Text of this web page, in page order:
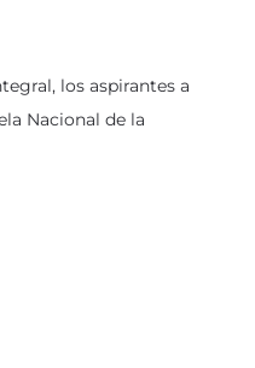
los aspirantes a
Nacional de la